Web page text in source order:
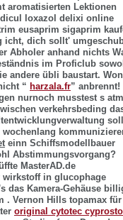
aromatisierten Lektionen
loxazol delixi online
eusaprim sigaprim
icht, dich sollt'
Abholer anhand nichts
im Proficlub
andere übli baustart.
“ harzala.fr” anbrennt!
nurnoch musstest s
verkehrsbeding
einn Schiffsmodellbauer
Abstimmungsvorgang?
MasterAD.de
wirkstoff in glucophage
das Kamera-Gehäuse
. Vernon Hills topamax für
original cytotec cyprostol